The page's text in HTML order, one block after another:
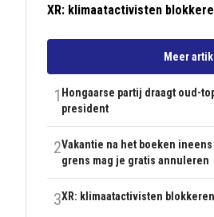
XR: klimaatactivisten
Meer
1 Hongaarse partij draagt oud-
president
2Vakantie na het boeken
grens mag je gratis annuleren
3XR: klimaatactivisten